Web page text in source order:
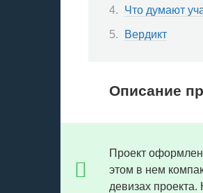
Что думают
Вердикт
Описание
Проект
этом в нем
девизах проекта.